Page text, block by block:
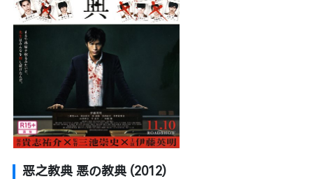
恶之教典 悪の教典 (2012)